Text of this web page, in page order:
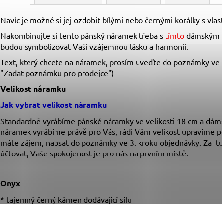
Navíc je možné si jej ozdobit bílými nebo černými korálky s
Nakombinujte si tento pánský náramek třeba s tímto
budou symbolizovat Vaši vzájemnou lásku a harmonii.
Text, který chcete na náramek, prosím uveďte do poznámky
"Zadat poznámku pro prodejce")
Velikost náramku
Jak vybrat velikost náramku
Standardně vyrábíme pánské náramky ve velikosti 18 cm a
náramek vyrábíme právě pro Vás, rádi Vám velikost upravíme
máte zájem, napsat do poznámky ve 3. kroku objednávky. Za
účtovat, Vaše spokojenost je pro nás na prvním místě.
Onyx
* tajemný černý kámen dodávající sílu